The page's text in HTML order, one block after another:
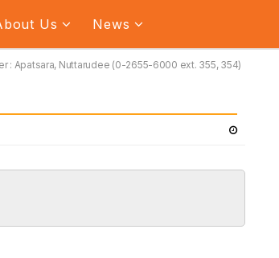
Us News
: Apatsara, Nuttarudee (0-2655-6000 ext. 355, 354)